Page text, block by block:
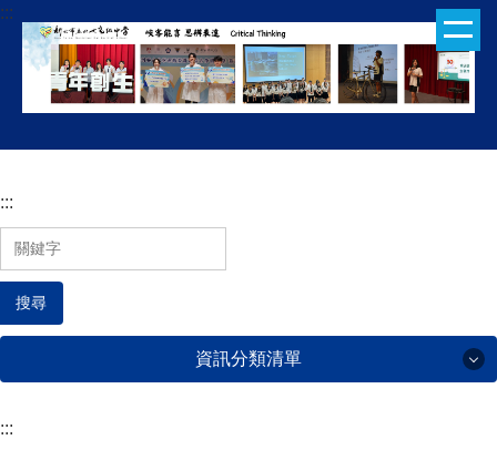
跳
到
容
:::
:::
搜尋
資訊分類清單
:::